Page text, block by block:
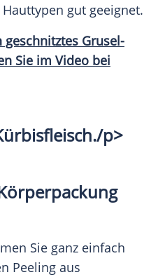
gut geeignet.
Grusel-
Sie im Video bei
./p>
Sie ganz einfach
Peeling aus